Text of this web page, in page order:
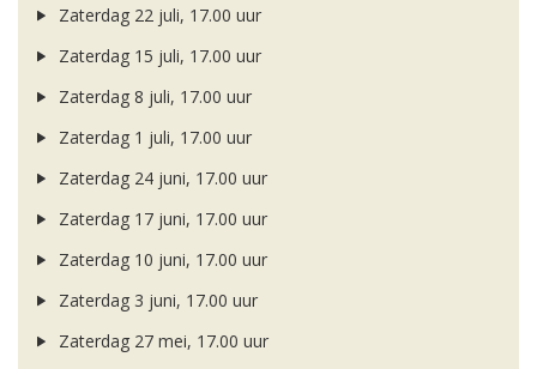
Zaterdag 22 juli, 17.00 uur
Zaterdag 15 juli, 17.00 uur
Zaterdag 8 juli, 17.00 uur
Zaterdag 1 juli, 17.00 uur
Zaterdag 24 juni, 17.00 uur
Zaterdag 17 juni, 17.00 uur
Zaterdag 10 juni, 17.00 uur
Zaterdag 3 juni, 17.00 uur
Zaterdag 27 mei, 17.00 uur